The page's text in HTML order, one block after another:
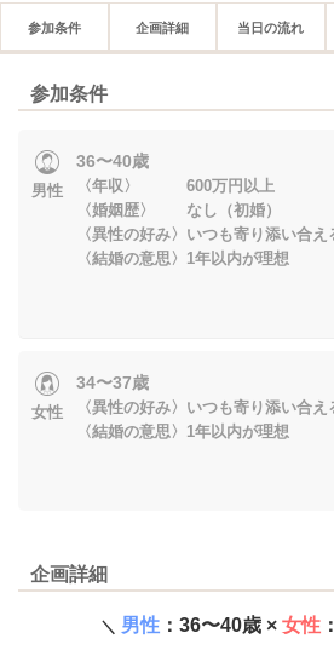
参加条件 企画詳細 当日の流れ
参加条件
男性
36〜40歳
〈年収〉 600万円以上
〈婚姻歴〉 なし（初婚）
〈異性の好み〉いつも寄り添い合え
〈結婚の意思〉1年以内が理想
女性
34〜37歳
〈異性の好み〉いつも寄り添い合え
〈結婚の意思〉1年以内が理想
企画詳細
＼ 男性：36〜40歳 × 女性